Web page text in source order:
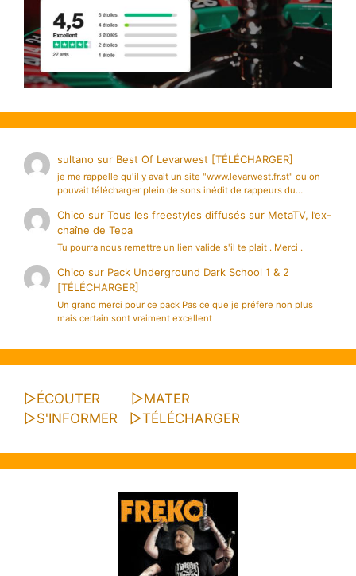
sultano sur Best Of Levarwest [TÉLÉCHARGER]
je me rappelle qu'il y avait un site "www.levarwest.fr.st" ou on
pouvait télécharger plein de sons inédit de rappeurs du…
Chico surTous les freestyles diffusés sur MetaTV, l’ex-
chaîne de Tepa
Tu pourra nous remettre un lien valide s'il te plait . Merci .
Chico sur Pack Underground Dark School 1 & 2
[TÉLÉCHARGER]
Un grand merci pour ce pack Pas ce que je préfère non plus
mais certain sont vraiment excellent
▷ÉCOUTER ▷MATER
▷S'INFORMER ▷TÉLÉCHARGER